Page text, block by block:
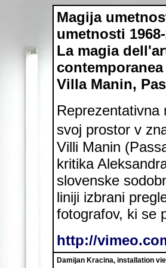
Magija
umetnosti
La magia
contemporanea
Villa Manin,
svoj prostor v
Villi Manin
kritika
slovenske
liniji izbrani
fotografov, ki se
http://
Damijan Kracina, installation